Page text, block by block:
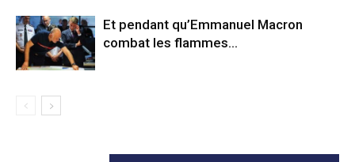
Et pendant qu’Emmanuel Macron
combat les flammes…